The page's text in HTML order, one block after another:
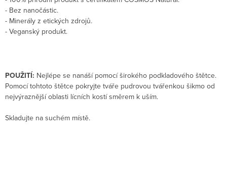
- Bez nanočástic.
- Minerály z etických zdrojů.
- Veganský produkt.
POUŽITÍ: Nejlépe se nanáší pomocí širokého podkladového štětce.
Pomocí tohtoto štětce pokryjte tváře pudrovou tvářenkou šikmo od
nejvýraznější oblasti lícních kostí směrem k uším.
Skladujte na suchém místě.